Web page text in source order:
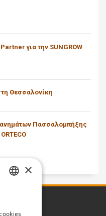
για την SUNGROW
Θεσσαλονίκη
Πασσαλομπήξης
×